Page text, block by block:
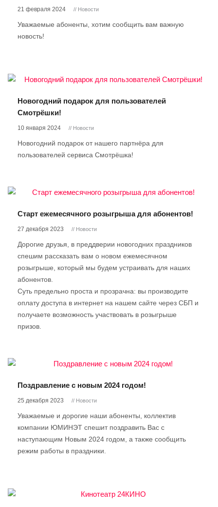
21 февраля 2024 // Новости
Уважаемые абоненты, хотим сообщить вам важную
новость!
Новогодний подарок для пользователей
Смотрёшки!
10 января 2024 // Новости
Новогодний подарок от нашего партнёра для
пользователей сервиса Смотрёшка!
Старт ежемесячного розыгрыша для абонентов!
27 декабря 2023 // Новости
Дорогие друзья, в преддверии новогодних праздников
спешим рассказать вам о новом ежемесячном
розыгрыше, который мы будем устраивать для наших
абонентов.
Суть предельно проста и прозрачна: вы производите
оплату доступа в интернет на нашем сайте через СБП и
получаете возможность участвовать в розыгрыше
призов.
Поздравление с новым 2024 годом!
25 декабря 2023 // Новости
Уважаемые и дорогие наши абоненты, коллектив
компании ЮМИНЭТ спешит поздравить Вас с
наступающим Новым 2024 годом, а также сообщить
режим работы в праздники.